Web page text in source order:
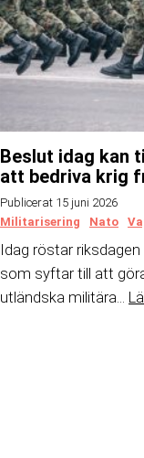
Beslut idag kan
att bedriva krig
Publicerat 15 juni 2026
Militarisering
Nato
Idag röstar
som syftar till att
utländska militära...